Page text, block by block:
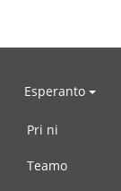
Esperanto
Pri ni
Teamo